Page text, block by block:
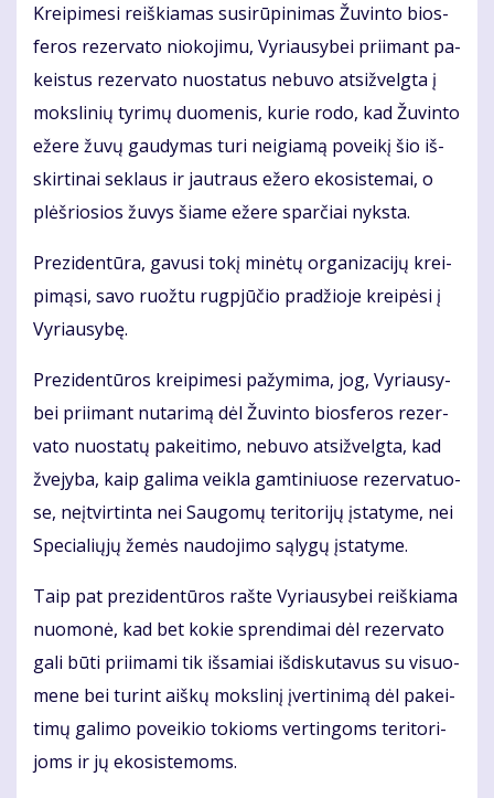
Krei­pi­me­si reiš­kia­mas su­si­rū­pi­ni­mas Žu­vin­to bios­
fe­ros re­zer­va­to nio­ko­ji­mu, Vy­riau­sy­bei pri­imant pa­
keis­tus re­zer­va­to nuo­sta­tus ne­bu­vo at­si­žvelg­ta į
moks­li­nių ty­ri­mų duo­me­nis, ku­rie ro­do, kad Žu­vin­to
eže­re žu­vų gau­dy­mas tu­ri ne­igia­mą po­vei­kį šio iš­
skir­ti­nai sek­laus ir jaut­raus eže­ro eko­sis­te­mai, o
plėš­rio­sios žu­vys šia­me eže­re spar­čiai nyks­ta.
Pre­zi­den­tū­ra, ga­vu­si to­kį mi­nė­tų or­ga­ni­za­ci­jų krei­
pi­mą­si, sa­vo ruož­tu rug­pjū­čio pra­džio­je krei­pė­si į
Vy­riau­sy­bę.
Pre­zi­den­tū­ros krei­pi­me­si pa­žy­mi­ma, jog, Vy­riau­sy­
bei pri­imant nu­ta­ri­mą dėl Žu­vin­to bios­fe­ros re­zer­
va­to nuo­sta­tų pa­kei­ti­mo, ne­bu­vo at­si­žvelg­ta, kad
žve­jy­ba, kaip ga­li­ma veik­la gam­ti­niuo­se re­zer­va­tuo­
se, ne­įtvir­tin­ta nei Sau­go­mų te­ri­to­ri­jų įsta­ty­me, nei
Spe­cia­lių­jų že­mės nau­do­ji­mo są­ly­gų įsta­ty­me.
Taip pat pre­zi­den­tū­ros raš­te Vy­riau­sy­bei reiš­kia­ma
nuo­mo­nė, kad bet ko­kie spren­di­mai dėl re­zer­va­to
ga­li bū­ti pri­ima­mi tik iš­sa­miai iš­dis­ku­ta­vus su vi­suo­
me­ne bei tu­rint aiš­kų moks­li­nį įver­ti­ni­mą dėl pa­kei­
ti­mų ga­li­mo po­vei­kio to­kioms ver­tin­goms te­ri­to­ri­
joms ir jų eko­sis­te­moms.